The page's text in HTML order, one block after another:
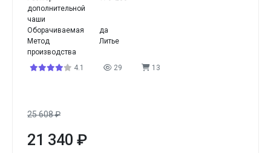
дополнительной
чаши
Оборачиваемая
да
Метод
производства
Литье
4.1 29 13
25 608₽
21 340 ₽